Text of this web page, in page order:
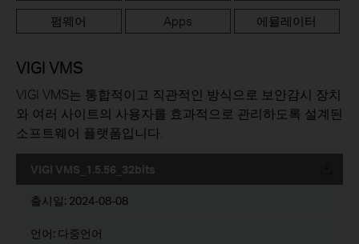
펌웨어 Apps 에뮬레이터
VIGI VMS
VIGI VMS는 통합적이고 직관적인 방식으로 보안감시 장치
와 여러 사이트의 사용자를 효과적으로 관리하도록 설계된
소프트웨어 플랫폼입니다.
VIGI VMS_1.5.56_32bits
출시일: 2024-08-08
언어: 다중언어